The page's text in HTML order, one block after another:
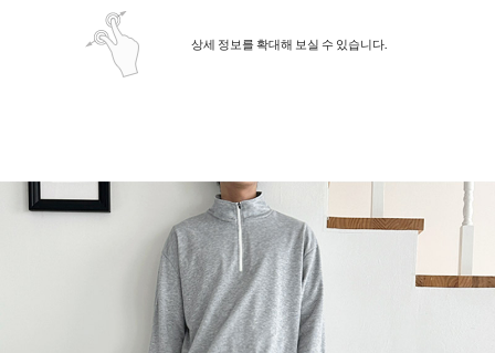
상세 정보를 확대해 보실 수 있습니다.